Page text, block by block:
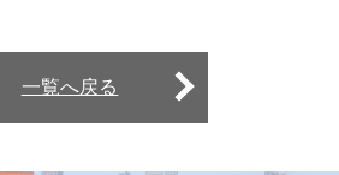
一覧へ戻る